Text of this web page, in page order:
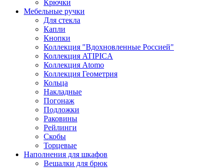
Крючки
Мебельные ручки
Для стекла
Капли
Кнопки
Коллекция "Вдохновленные Россией"
Коллекция ATIPICA
Коллекция Atomo
Коллекция Геометрия
Кольца
Накладные
Погонаж
Подложки
Раковины
Рейлинги
Скобы
Торцевые
Наполнения для шкафов
Вешалки для брюк